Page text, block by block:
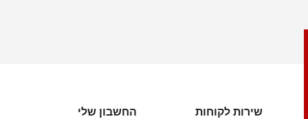
שירות לקוחות החשבון שלי